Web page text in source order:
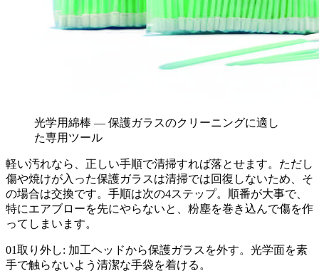
光学用綿棒 — 保護ガラスのクリーニングに適し
た専用ツール
軽い汚れなら、正しい手順で清掃すれば落とせます。ただし
傷や焼けが入った保護ガラスは清掃では回復しないため、そ
の場合は交換です。手順は次の4ステップ。順番が大事で、
特にエアブローを先にやらないと、粉塵を巻き込んで傷を作
ってしまいます。
01取り外し: 加工ヘッドから保護ガラスを外す。光学面を素
手で触らないよう清潔な手袋を着ける。